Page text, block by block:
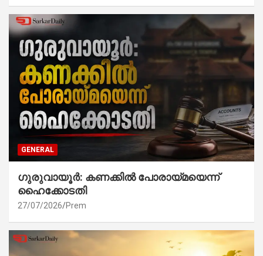
GENERAL
ഗുരുവായൂർ: കണക്കിൽ പോരായ്മയെന്ന്
ഹൈക്കോടതി
27/07/2026 Prem